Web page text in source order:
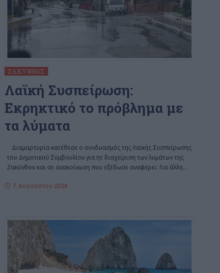
ΖΆΚΥΝΘΟΣ
Λαϊκή Συσπείρωση:
Εκρηκτικό το πρόβλημα με
τα λύματα
Διαμαρτυρία κατέθεσε ο συνδυασμός της Λαϊκής Συσπείρωσης
του Δημοτικού Συμβουλίου για ητ διαχείριση των λυμάτων της
Ζακύνθου και σε ανακοίνωση που εξέδωσε αναφέρει: Για άλλη…
7 Αυγούστου 2026